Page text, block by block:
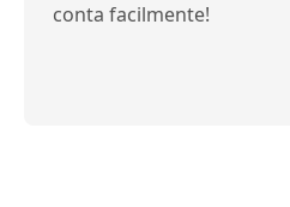
conta facilmente!